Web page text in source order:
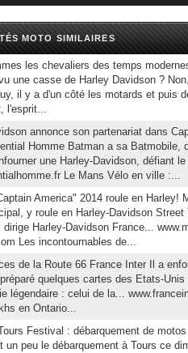
MOTO SIMILAIRES
les chevaliers des temps
une casse de Harley Davidson ?
il y a d'un côté les motards et puis
l'esprit...
annonce son partenariat dans
Homme Batman a sa Batmobile,
une Harley-Davidson, défiant
Le Mans Vélo en ville :...
America" 2014 roule en Harley!
y roule en Harley-Davidson
dirige Harley-Davidson France...
Les incontournables de...
de la Route 66 France Inter Il a
quelques cartes des Etats-
légendaire : celui de la...
en Ontario...
Festival : débarquement de
un peu le débarquement à Tours ce